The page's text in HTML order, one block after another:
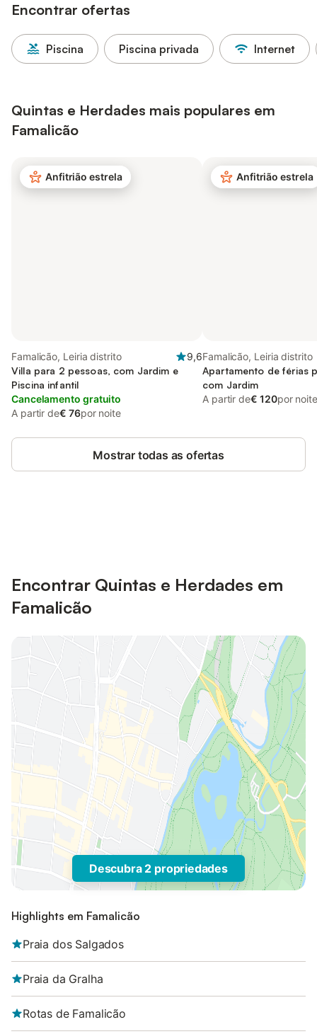
Encontrar ofertas
Piscina Piscina privada Internet
Quintas e Herdades mais populares em
Famalicão
Anfitrião estrela
Famalicão, Leiria distrito
9,6
Villa para 2 pessoas, com Jardim e
Piscina infantil
Cancelamento gratuito
A partir de€ 76por noite
Anfitrião estrela
Famalicão, Leiria distrito
Apartamento de férias
com Jardim
A partir de€ 120por noite
Mostrar todas as ofertas
Encontrar Quintas e Herdades em
Famalicão
Descubra 2 propriedades
Highlights em Famalicão
Praia dos Salgados
Praia da Gralha
Rotas de Famalicão